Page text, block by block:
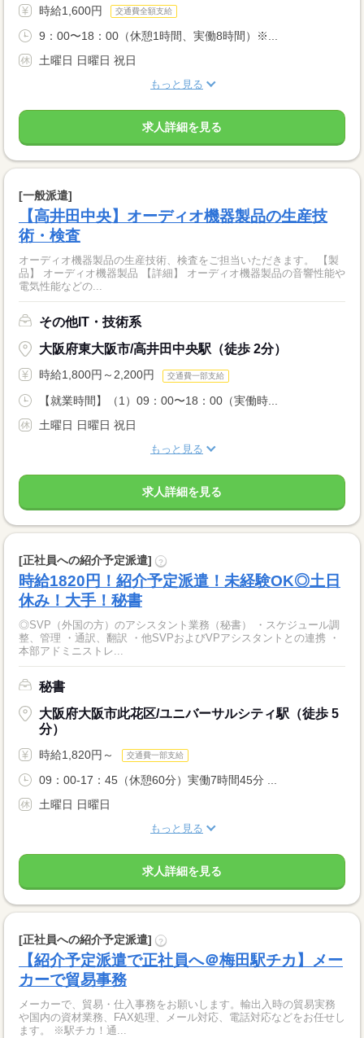
時給1,600円 交通費全額支給
9：00〜18：00（休憩1時間、実働8時間）※...
土曜日 日曜日 祝日
もっと見る
求人詳細を見る
[一般派遣]
【高井田中央】オーディオ機器製品の生産技
術・検査
オーディオ機器製品の生産技術、検査をご担当いただきます。 【製
品】 オーディオ機器製品 【詳細】 オーディオ機器製品の音響性能や
電気性能などの...
その他IT・技術系
大阪府東大阪市/高井田中央駅（徒歩 2分）
時給1,800円～2,200円 交通費一部支給
【就業時間】（1）09：00〜18：00（実働時...
土曜日 日曜日 祝日
もっと見る
求人詳細を見る
[正社員への紹介予定派遣] ?
時給1820円！紹介予定派遣！未経験OK◎土日
休み！大手！秘書
◎SVP（外国の方）のアシスタント業務（秘書） ・スケジュール調
整、管理 ・通訳、翻訳 ・他SVPおよびVPアシスタントとの連携 ・
本部アドミニストレ...
秘書
大阪府大阪市此花区/ユニバーサルシティ駅（徒歩 5
分）
時給1,820円～ 交通費一部支給
09：00-17：45（休憩60分）実働7時間45分 ...
土曜日 日曜日
もっと見る
求人詳細を見る
[正社員への紹介予定派遣] ?
【紹介予定派遣で正社員へ＠梅田駅チカ】メー
カーで貿易事務
メーカーで、貿易・仕入事務をお願いします。輸出入時の貿易実務
や国内の資材業務、FAX処理、メール対応、電話対応などをお任せし
ます。 ※駅チカ！通...